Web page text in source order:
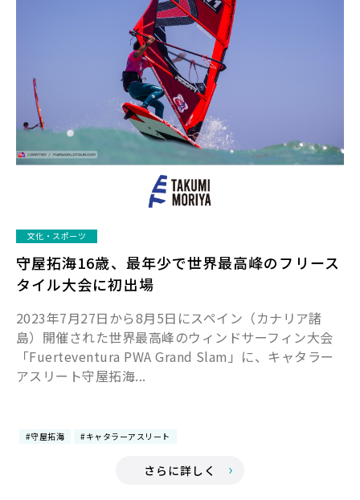
文化・スポーツ
守屋拓海16歳、最年少で世界最高峰のフリース
タイル大会に初出場
2023年7月27日から8月5日にスペイン（カナリア諸
島）開催された世界最高峰のウィンドサーフィン大会
「Fuerteventura PWA Grand Slam」に、キャタラー
アスリート守屋拓海...
#守屋拓海 #キャタラーアスリート
さらに詳しく